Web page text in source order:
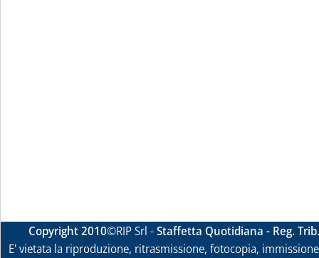
Copyright 2010©RIP Srl -Staffetta Quotidiana - Reg.
E' vietata la riproduzione, ritrasmissione, fotocopia,